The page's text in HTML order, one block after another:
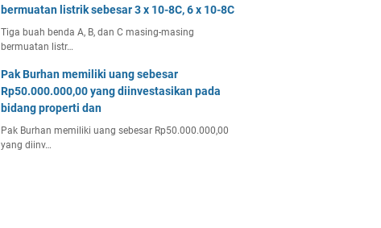
bermuatan listrik sebesar 3 x 10-8C, 6 x 10-8C
Tiga buah benda A, B, dan C masing-masing
bermuatan listr…
Pak Burhan memiliki uang sebesar
Rp50.000.000,00 yang diinvestasikan pada
bidang properti dan
Pak Burhan memiliki uang sebesar Rp50.000.000,00
yang diinv…